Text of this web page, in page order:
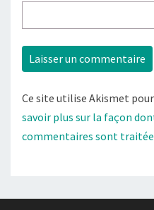
Ce site utilise Akismet
savoir plus sur la façon
commentaires sont